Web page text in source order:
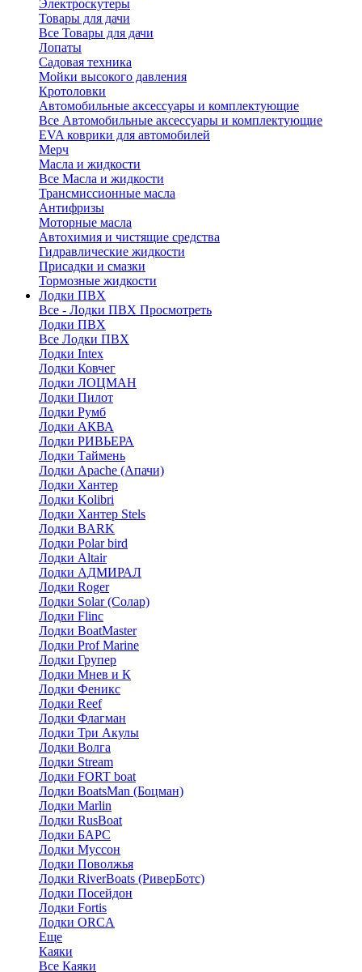
Электроскутеры
Товары для дачи
Все Товары для дачи
Лопаты
Садовая техника
Мойки высокого давления
Кротоловки
Автомобильные аксессуары и комплектующие
Все Автомобильные аксессуары и комплектующие
EVA коврики для автомобилей
Мерч
Масла и жидкости
Все Масла и жидкости
Трансмиссионные масла
Антифризы
Моторные масла
Автохимия и чистящие средства
Гидравлические жидкости
Присадки и смазки
Тормозные жидкости
Лодки ПВХ
Все - Лодки ПВХ Просмотреть
Лодки ПВХ
Все Лодки ПВХ
Лодки Intex
Лодки Ковчег
Лодки ЛОЦМАН
Лодки Пилот
Лодки Румб
Лодки АКВА
Лодки РИВЬЕРА
Лодки Таймень
Лодки Apache (Апачи)
Лодки Хантер
Лодки Kolibri
Лодки Хантер Stels
Лодки BARK
Лодки Polar bird
Лодки Altair
Лодки АДМИРАЛ
Лодки Roger
Лодки Solar (Солар)
Лодки Flinc
Лодки BoatMaster
Лодки Prof Marine
Лодки Групер
Лодки Мнев и К
Лодки Феникс
Лодки Reef
Лодки Флагман
Лодки Три Акулы
Лодки Волга
Лодки Stream
Лодки FORT boat
Лодки BoatsMan (Боцман)
Лодки Marlin
Лодки RusBoat
Лодки БАРС
Лодки Муссон
Лодки Поволжья
Лодки RiverBoats (РиверБотс)
Лодки Посейдон
Лодки Fortis
Лодки ORCA
Еще
Каяки
Все Каяки